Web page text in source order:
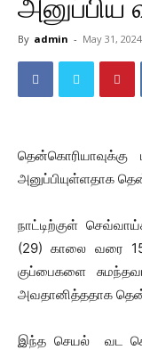
அனுப்பிய
By admin - May 31, 2024
அனுப்பியுள்ளதாக
நாட்டிற்குள்
(29) காலை வரை
குப்பைகளை
அவதானித்ததாக தென்
இந்த செயல் வட